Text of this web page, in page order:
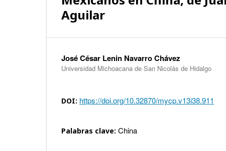
Aguilar
José César Lenin Navarro Chávez
Universidad Michoacana de San Nicolás de Hidalgo
DOI: https://doi.org/10.32870/mycp.v13i38.911
Palabras clave: China